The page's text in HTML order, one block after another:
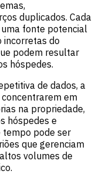
duplicados. Cada
fonte potencial
incorretas do
podem resultar
hóspedes.
de dados, a
em
na propriedade,
hóspedes e
tempo pode ser
que gerenciam
volumes de